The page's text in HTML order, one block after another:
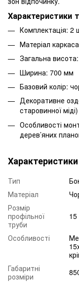
Характеристики
Комплектація: 2
Матеріал
Загальна
Ширина: 700 мм
Базовий колір:
Декоративне
старовинної міді)
Особливості
дерев’яних
Характеристики
Тип
Матеріал
Розмір
профільної
труби
Особливості
Габаритні
розміри